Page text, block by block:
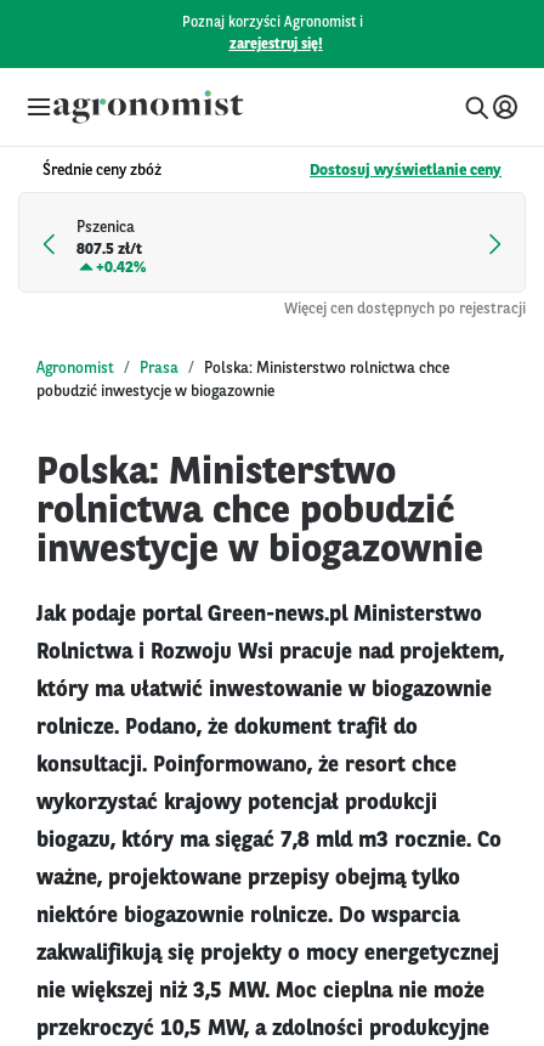
Poznaj korzyści Agronomist i
zarejestruj się!
Średnie ceny zbóż Dostosuj wyświetlanie ceny
Pszenica
807.5 zł/t
+0.42%
Więcej cen dostępnych po rejestracji
Agronomist Prasa
Polska: Ministerstwo rolnictwa chce
pobudzić inwestycje w biogazownie
Polska: Ministerstwo
rolnictwa chce pobudzić
inwestycje w biogazownie
Jak podaje portal Green-news.pl Ministerstwo
Rolnictwa i Rozwoju Wsi pracuje nad projektem,
który ma ułatwić inwestowanie w biogazownie
rolnicze. Podano, że dokument trafił do
konsultacji. Poinformowano, że resort chce
wykorzystać krajowy potencjał produkcji
biogazu, który ma sięgać 7,8 mld m3 rocznie. Co
ważne, projektowane przepisy obejmą tylko
niektóre biogazownie rolnicze. Do wsparcia
zakwalifikują się projekty o mocy energetycznej
nie większej niż 3,5 MW. Moc cieplna nie może
przekroczyć 10,5 MW, a zdolności produkcyjne